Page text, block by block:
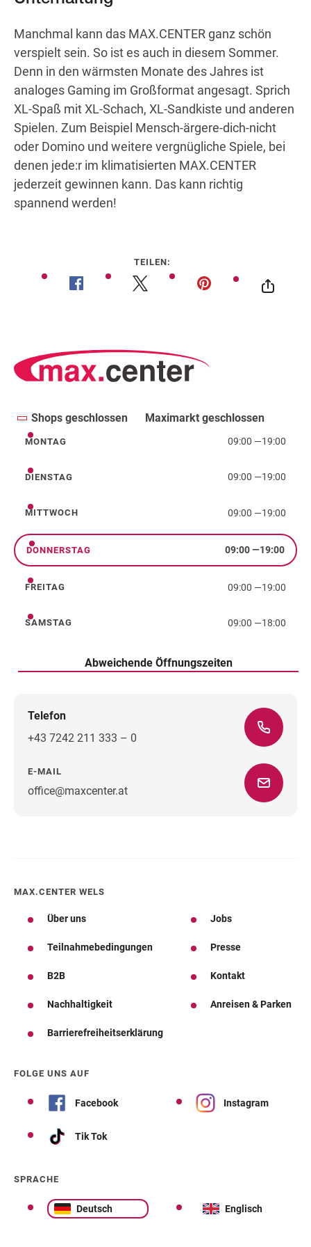
Wegbeschreibung
Manchmal kann das MAX.CENTER ganz schön
verspielt sein. So ist es auch in diesem Sommer.
Denn in den wärmsten Monate des Jahres ist
analoges Gaming im Großformat angesagt. Sprich
XL-Spaß mit XL-Schach, XL-Sandkiste und anderen
Spielen. Zum Beispiel Mensch-ärgere-dich-nicht
oder Domino und weitere vergnügliche Spiele, bei
denen jede:r im klimatisierten MAX.CENTER
jederzeit gewinnen kann. Das kann richtig
spannend werden!
TEILEN:
Shops geschlossen Maximarkt geschlossen
Montag
MONTAG 09:00 —19:00
Dienstag
DIENSTAG 09:00 —19:00
Mittwoch
MITTWOCH 09:00 —19:00
Donnerstag
DONNERSTAG 09:00—19:00
Freitag
FREITAG 09:00 —19:00
Samstag
SAMSTAG 09:00 —18:00
Abweichende Öffnungszeiten
Telefon
+43 7242 211 333 – 0
E-MAIL
office@maxcenter.atWegbeschreibung
MAX.CENTER WELS
Über uns Jobs
Teilnahmebedingungen Presse
B2B Kontakt
Nachhaltigkeit Anreisen & Parken
Barrierefreiheitserklärung
FOLGE UNS AUF
Facebook Instagram
Tik Tok
SPRACHE
Deutsch Englisch